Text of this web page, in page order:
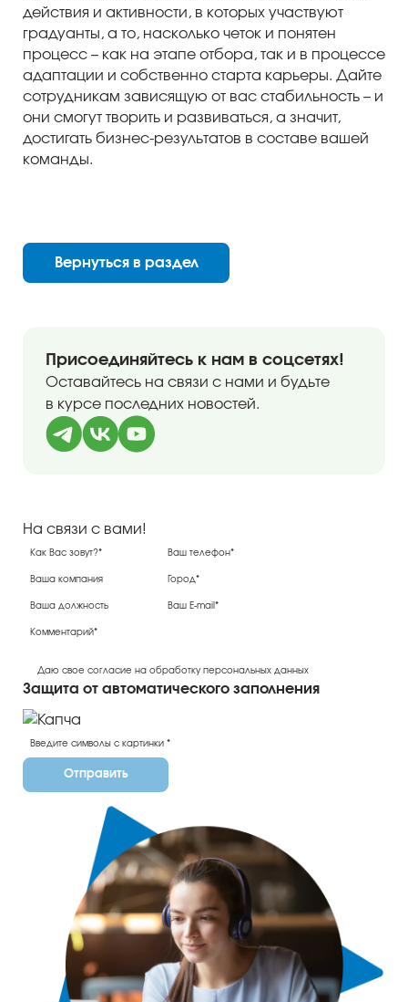
действия и активности, в которых участвуют
градуанты, а то, насколько четок и понятен
процесс – как на этапе отбора, так и в процессе
адаптации и собственно старта карьеры. Дайте
сотрудникам зависящую от вас стабильность – и
они смогут творить и развиваться, а значит,
достигать бизнес-результатов в составе вашей
команды.
Вернуться в раздел
Присоединяйтесь к нам в соцсетях!
Оставайтесь на связи с нами и будьте
в курсе последних новостей.
На связи с вами!
Даю свое согласие на обработку персональных данных
Защита от автоматического заполнения
Отправить